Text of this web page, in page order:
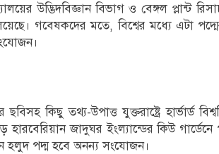
উদ্ভিদবিজ্ঞান বিভাগ ও বেঙ্গল প্লান্ট
গবেষকদের মতে, বিশ্বের মধ্যে এটা
কিছু তথ্য-উপাত্ত যুক্তরাষ্ট্রে হার্ভার্ড
জাদুঘর ইংল্যান্ডের কিউ গার্ডেনে
হলুদ পদ্ম হবে অনন্য সংযোজন।